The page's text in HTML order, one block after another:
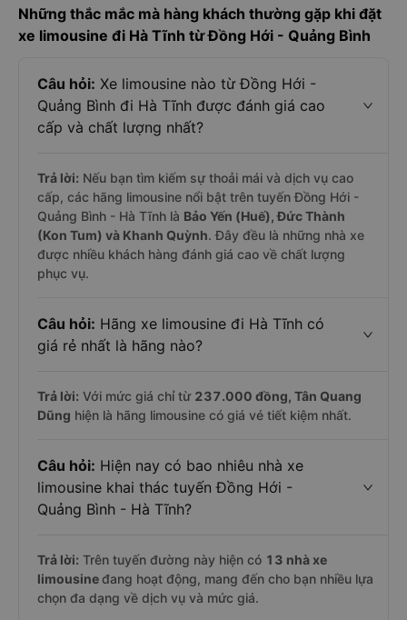
Những thắc mắc mà hàng khách thường gặp khi đặt
xe limousine đi Hà Tĩnh từ Đồng Hới - Quảng Bình
Câu hỏi: Xe limousine nào từ Đồng Hới -
Quảng Bình đi Hà Tĩnh được đánh giá cao
cấp và chất lượng nhất?
Trả lời: Nếu bạn tìm kiếm sự thoải mái và dịch vụ cao
cấp, các hãng limousine nổi bật trên tuyến Đồng Hới -
Quảng Bình - Hà Tĩnh là Bảo Yến (Huế), Đức Thành
(Kon Tum) và Khanh Quỳnh. Đây đều là những nhà xe
được nhiều khách hàng đánh giá cao về chất lượng
phục vụ.
Câu hỏi: Hãng xe limousine đi Hà Tĩnh có
giá rẻ nhất là hãng nào?
Trả lời: Với mức giá chỉ từ 237.000 đồng, Tân Quang
Dũng hiện là hãng limousine có giá vé tiết kiệm nhất.
Câu hỏi: Hiện nay có bao nhiêu nhà xe
limousine khai thác tuyến Đồng Hới -
Quảng Bình - Hà Tĩnh?
Trả lời: Trên tuyến đường này hiện có 13 nhà xe
limousineđang hoạt động, mang đến cho bạn nhiều lựa
chọn đa dạng về dịch vụ và mức giá.